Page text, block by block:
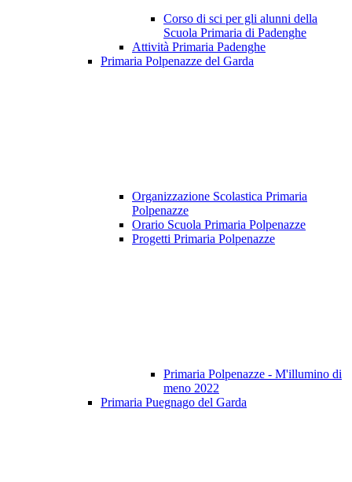
Corso di sci per gli alunni della
Scuola Primaria di Padenghe
Attività Primaria Padenghe
Primaria Polpenazze del Garda
Organizzazione Scolastica Primaria
Polpenazze
Orario Scuola Primaria Polpenazze
Progetti Primaria Polpenazze
Primaria Polpenazze - M'illumino di
meno 2022
Primaria Puegnago del Garda